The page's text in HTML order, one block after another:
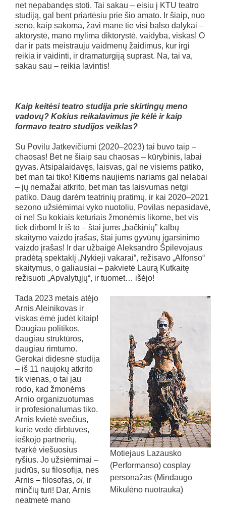
net nepabandęs stoti. Tai sakau – eisiu į KTU teatro
studiją, gal bent priartėsiu prie šio amato. Ir šiaip, nuo
seno, kaip sakoma, žavi mane tie visi balso dalykai –
aktorystė, mano mylima diktorystė, vaidyba, viskas! O
dar ir pats meistrauju vaidmenų žaidimus, kur irgi
reikia ir vaidinti, ir dramaturgiją suprast. Na, tai va,
sakau sau – reikia lavintis!
Kaip keitėsi teatro studija prie skirtingų meno
vadovų? Kokius reikalavimus jie kėlė ir kaip
formavo teatro studijos veiklas?
Su Povilu Jatkevičiumi (2020–2023) tai buvo taip –
chaosas! Bet ne šiaip sau chaosas – kūrybinis, labai
gyvas. Atsipalaidavęs, laisvas, gal ne visiems patiko,
bet man tai tiko! Kitiems naujiems nariams gal nelabai
– jų nemažai atkrito, bet man tas laisvumas netgi
patiko. Daug darėm teatrinių pratimų, ir kai 2020–2021
sezono užsiėmimai vyko nuotoliu, Povilas nepasidavė,
oi ne! Su kokiais keturiais žmonėmis likome, bet vis
tiek dirbom! Ir iš to – štai jums „bačkinių” kalbų
skaitymo vaizdo įrašas, štai jums gyvūnų įgarsinimo
vaizdo įrašas! Ir dar užbaigė Aleksandro Špilevojaus
pradėtą spektaklį „Nykieji vakarai“, režisavo „Alfonso“
skaitymus, o galiausiai – pakvietė Laurą Kutkaitę
režisuoti „Apvalytųjų“, ir tuomet… išėjo!
Motiejaus Lazausko
(Performanso) cosplay
personažas (Mindaugo
Mikulėno nuotrauka)
Tada 2023 metais atėjo
Arnis Aleinikovas ir
viskas ėmė judėt kitaip!
Daugiau politikos,
daugiau struktūros,
daugiau rimtumo.
Gerokai didesnė studija
– iš 11 naujokų atkrito
tik vienas, o tai jau
rodo, kad žmonėms
Arnio organizuotumas
ir profesionalumas tiko.
Arnis kvietė svečius,
kurie vedė dirbtuves,
ieškojo partnerių,
tvarkė viešuosius
ryšius. Jo užsiėmimai –
judrūs, su filosofija, nes
Arnis – filosofas, oi, ir
minčių turi! Dar, Arnis
neatmetė mano